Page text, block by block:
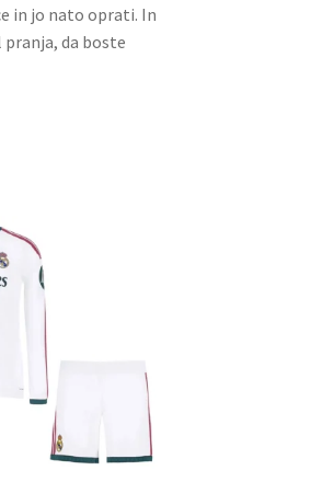
in jo nato oprati. In
da boste